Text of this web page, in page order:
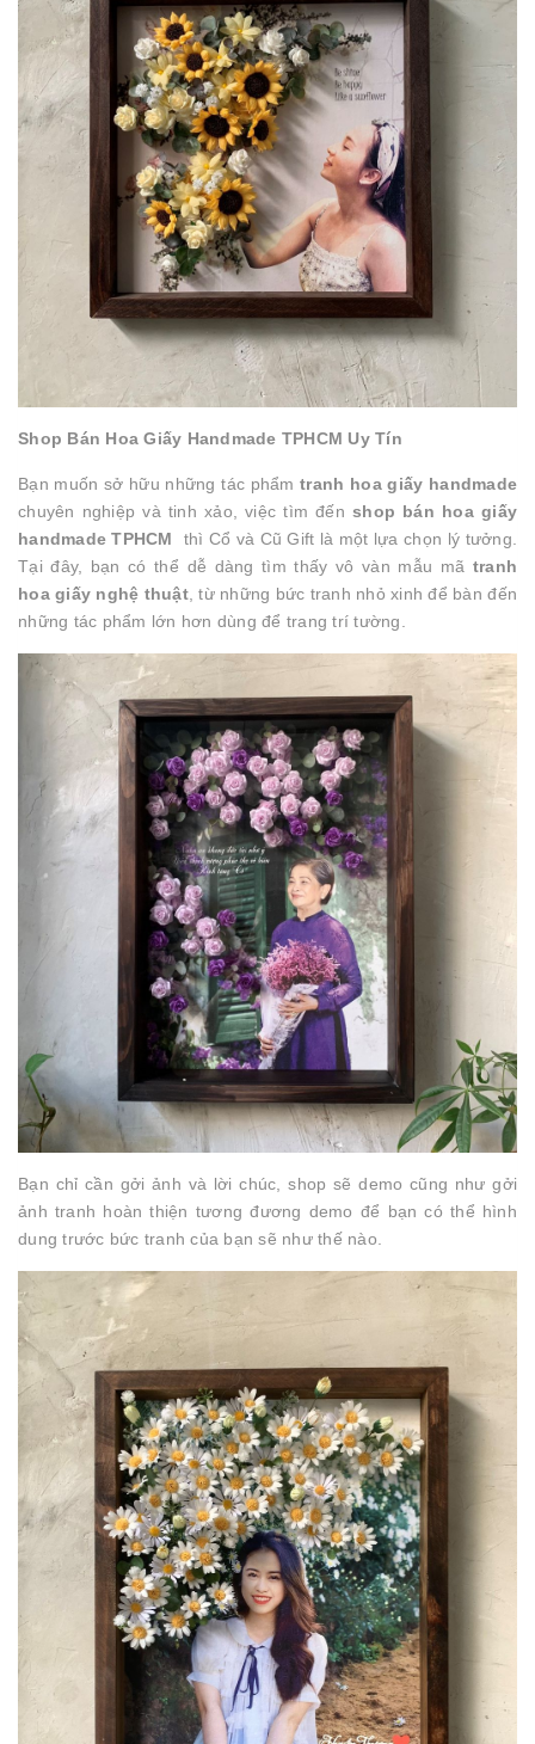
Shop Bán Hoa Giấy Handmade TPHCM Uy Tín
Bạn muốn sở hữu những tác phẩmtranh hoa giấy handmade
chuyên nghiệp và tinh xảo, việc tìm đếnshop bán hoa giấy
handmade TPHCM
thì Cổ và Cũ Gift là một lựa chọn lý tưởng.
Tại đây, bạn có thể dễ dàng tìm thấy vô vàn mẫu mã tranh
hoa giấy nghệ thuật, từ những bức tranh nhỏ xinh để bàn đến
những tác phẩm lớn hơn dùng để trang trí tường.
Bạn chỉ cần gởi ảnh và lời chúc, shop sẽ demo cũng như gởi
ảnh tranh hoàn thiện tương đương demo để bạn có thể hình
dung trước bức tranh của bạn sẽ như thế nào.